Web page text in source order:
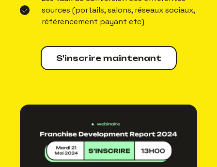
sources (portails, salons, réseaux sociaux,
référencement payant etc)
S'inscrire maintenant